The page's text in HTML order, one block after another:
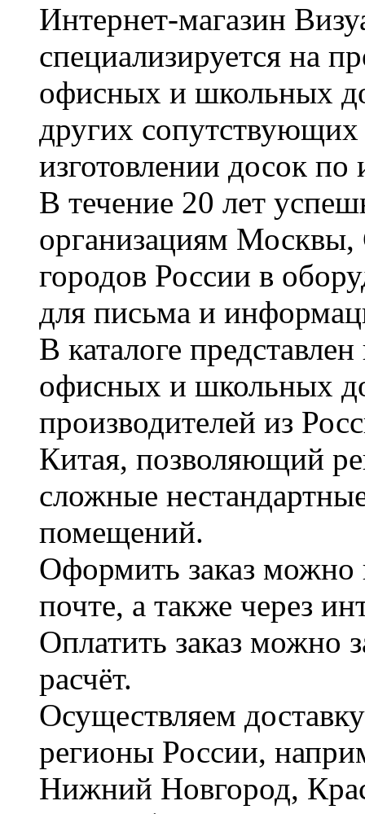
Интернет-магазин
специализируется на
офисных и школьных
других сопутствующих
изготовлении досок по
В течение 20 лет
организациям Москвы,
городов России в
для письма и
В каталоге
офисных и школьных
производителей из
Китая, позволяющий
сложные
помещений.
Оформить заказ можно
почте, а также через
Оплатить заказ можно
расчёт.
Осуществляем
регионы России,
Нижний Новгород,